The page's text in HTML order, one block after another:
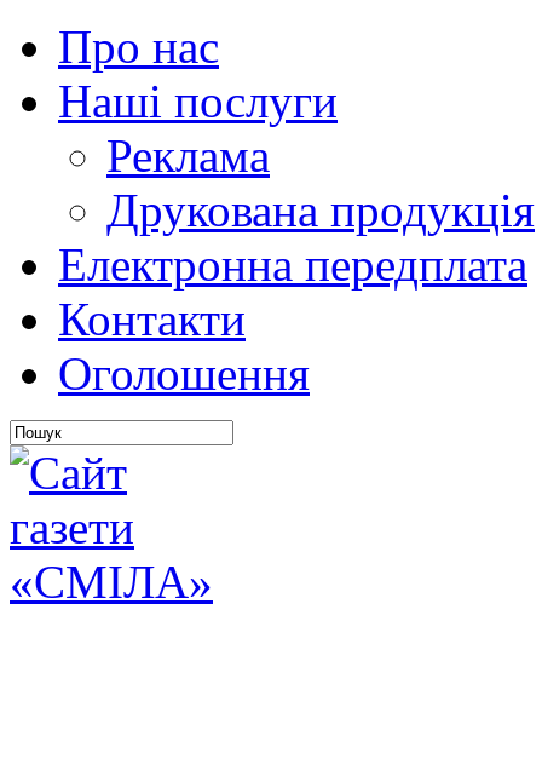
Про нас
Наші послуги
Реклама
Друкована продукція
Електронна передплата
Контакти
Оголошення